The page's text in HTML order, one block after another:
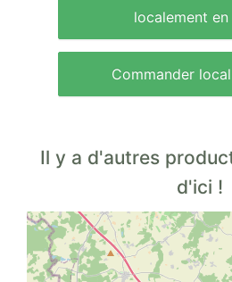
localement
Commander
Il y a d'autres
d'ici !